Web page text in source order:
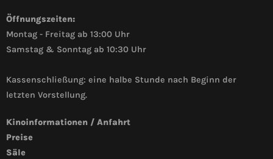
Öffnungszeiten:
Montag - Freitag ab 13:00 Uhr
Samstag & Sonntag ab 10:30 Uhr
Kassenschließung: eine halbe Stunde nach Beginn der
letzten Vorstellung.
Kinoinformationen / Anfahrt
Preise
Säle